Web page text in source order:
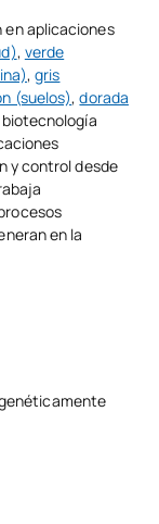
en aplicaciones
, verde
,gris
(suelos),dorada
biotecnología
y control desde
en la